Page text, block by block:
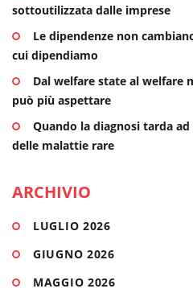
sottoutilizzata dalle imprese
Le dipendenze non
cui dipendiamo
Dal welfare state al welfare
può più aspettare
Quando la diagnosi tarda
delle malattie rare
ARCHIVIO
LUGLIO 2026
GIUGNO 2026
MAGGIO 2026